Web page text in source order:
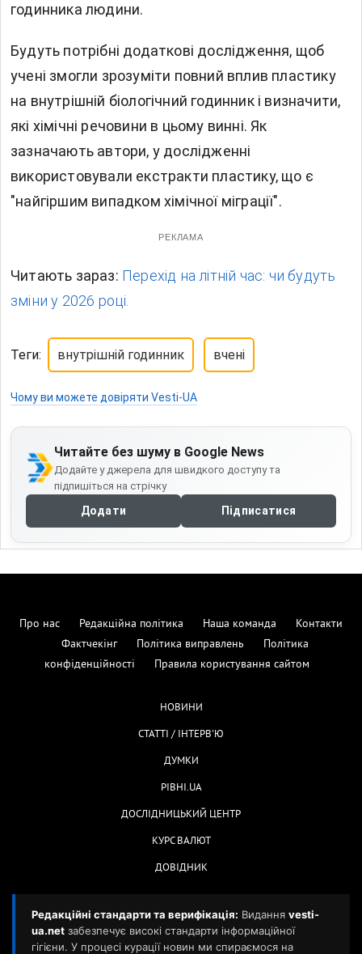
годинника людини.
Будуть потрібні додаткові дослідження, щоб
учені змогли зрозуміти повний вплив пластику
на внутрішній біологічний годинник і визначити,
які хімічні речовини в цьому винні. Як
зазначають автори, у дослідженні
використовували екстракти пластику, що є
"найгіршим випадком хімічної міграції".
РЕКЛАМА
Читають зараз: Перехід на літній час: чи будуть
зміни у 2026 році.
Теги: внутрішній годинник вчені
Чому ви можете довіряти Vesti-UA
Читайте без шуму в Google News
Додайте у джерела для швидкого доступу та
підпишіться на стрічку
Додати Підписатися
Про нас Редакційна політика Наша команда
Контакти
Фактчекінг
Політика виправлень
Політика
конфіденційності
Правила користування сайтом
НОВИНИ
СТАТТІ / ІНТЕРВ'Ю
ДУМКИ
РІВНІ.UA
ДОСЛІДНИЦЬКИЙ ЦЕНТР
КУРС ВАЛЮТ
ДОВІДНИК
Редакційні стандарти та верифікація: Видання vesti-
ua.net забезпечує високі стандарти інформаційної
гігієни. У процесі курації новин ми спираємося на